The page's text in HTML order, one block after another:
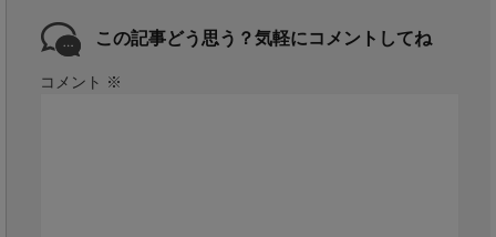
この記事どう思う？気軽にコメントしてね
コメント ※